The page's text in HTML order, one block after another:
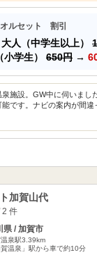
ルセット 割引
人（中学生以上）
小学生） 650円 →
泉施設。GW中に伺いまし
です。ナビの案内が間違
加賀山代
件
県 / 加賀市
温泉駅3.39km
賀温泉」駅から車で約10分